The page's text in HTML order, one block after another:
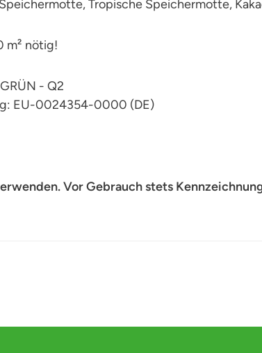
Tropische Speichermotte,
m² nötig!
- Q2
EU-0024354-0000 (DE)
Vor Gebrauch stets